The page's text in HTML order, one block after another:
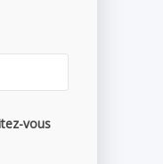
vous